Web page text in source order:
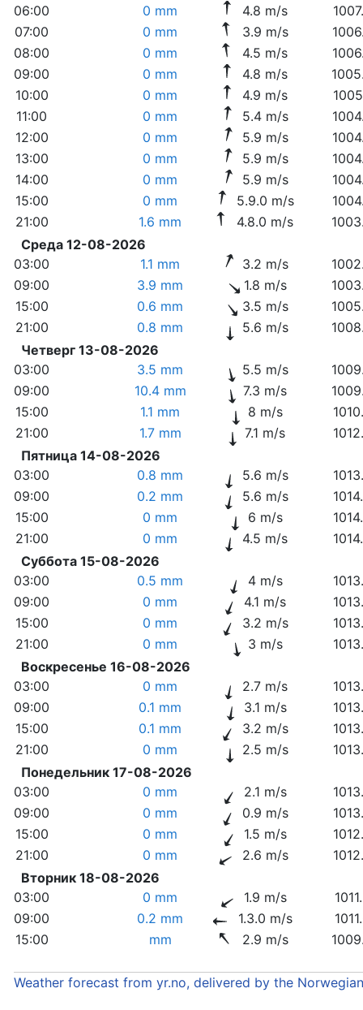
06:00
0 mm 4.8 m/s
07:00
0 mm 3.9 m/s
08:00
0 mm 4.5 m/s
09:00
0 mm 4.8 m/s
10:00
0 mm 4.9 m/s
11:00
0 mm 5.4 m/s
12:00
0 mm 5.9 m/s
13:00
0 mm 5.9 m/s
14:00
0 mm 5.9 m/s
15:00
0 mm 5.9.0 m/s
21:00
1.6 mm 4.8.0 m/s
Среда 12-08-2026
03:00
1.1 mm 3.2 m/s
09:00
3.9 mm 1.8 m/s
15:00
0.6 mm 3.5 m/s
21:00
0.8 mm 5.6 m/s
Четверг 13-08-2026
03:00
3.5 mm 5.5 m/s
09:00
10.4 mm 7.3 m/s
15:00
1.1 mm 8 m/s
21:00
1.7 mm 7.1 m/s
Пятница 14-08-2026
03:00
0.8 mm 5.6 m/s
09:00
0.2 mm 5.6 m/s
15:00
0 mm 6 m/s
21:00
0 mm 4.5 m/s
Суббота 15-08-2026
03:00
0.5 mm 4 m/s
09:00
0 mm 4.1 m/s
15:00
0 mm 3.2 m/s
21:00
0 mm 3 m/s
Воскресенье 16-08-2026
03:00
0 mm 2.7 m/s
09:00
0.1 mm 3.1 m/s
15:00
0.1 mm 3.2 m/s
21:00
0 mm 2.5 m/s
Понедельник 17-08-2026
03:00
0 mm 2.1 m/s
09:00
0 mm 0.9 m/s
15:00
0 mm 1.5 m/s
21:00
0 mm 2.6 m/s
Вторник 18-08-2026
03:00
0 mm 1.9 m/s
09:00
0.2 mm 1.3.0 m/s
15:00
mm 2.9 m/s
Weather forecast from yr.no, delivered by the